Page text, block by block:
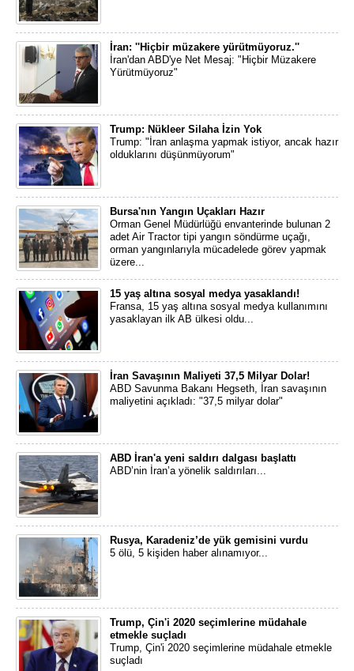
İran: ''Hiçbir müzakere yürütmüyoruz.''
İran'dan ABD'ye Net Mesaj: "Hiçbir Müzakere
Yürütmüyoruz"
Trump: Nükleer Silaha İzin Yok
Trump: "İran anlaşma yapmak istiyor, ancak hazır
olduklarını düşünmüyorum"
Bursa'nın Yangın Uçakları Hazır
Orman Genel Müdürlüğü envanterinde bulunan 2
adet Air Tractor tipi yangın söndürme uçağı,
orman yangınlarıyla mücadelede görev yapmak
üzere...
15 yaş altına sosyal medya yasaklandı!
Fransa, 15 yaş altına sosyal medya kullanımını
yasaklayan ilk AB ülkesi oldu...
İran Savaşının Maliyeti 37,5 Milyar Dolar!
ABD Savunma Bakanı Hegseth, İran savaşının
maliyetini açıkladı: "37,5 milyar dolar"
ABD İran'a yeni saldırı dalgası başlattı
ABD’nin İran’a yönelik saldırıları...
Rusya, Karadeniz’de yük gemisini vurdu
5 ölü, 5 kişiden haber alınamıyor...
Trump, Çin'i 2020 seçimlerine müdahale
etmekle suçladı
Trump, Çin'i 2020 seçimlerine müdahale etmekle
suçladı